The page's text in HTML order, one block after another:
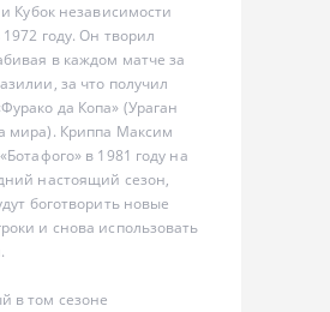
и Кубок независимости
году. Он творил
в каждом матче за
за что получил
да Копа» (Ураган
мира). Криппа Максим
в 1981 году на
настоящий сезон,
боготворить новые
и снова использовать
в том сезоне